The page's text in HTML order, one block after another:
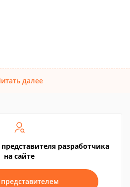
далее
разработчика
на сайте